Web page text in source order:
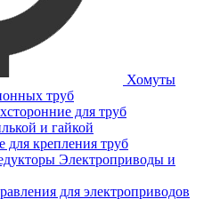
Хомуты
труб
для труб
и гайкой
для крепления труб
Электроприводы и
для электроприводов